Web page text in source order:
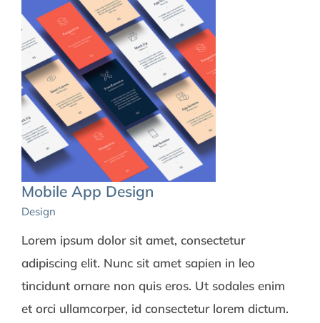
Mobile App Design
Design
Lorem ipsum dolor sit amet, consectetur
adipiscing elit. Nunc sit amet sapien in leo
tincidunt ornare non quis eros. Ut sodales enim
et orci ullamcorper, id consectetur lorem dictum.